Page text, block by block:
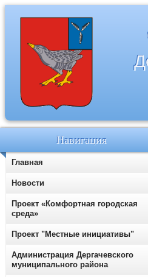
Навигация
Главная
Новости
Проект «Комфортная городская
среда»
Проект "Местные инициативы"
Администрация Дергачевского
муниципального района